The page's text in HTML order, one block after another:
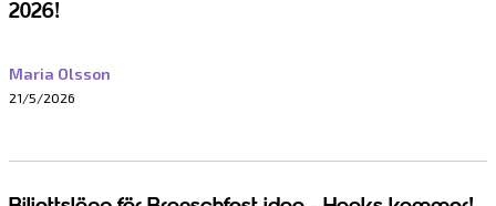
2026!
Maria Olsson
21/5/2026